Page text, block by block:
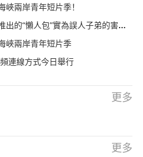
兩岸青年短片季！
的“懶人包”實為誤人子弟的害人包
峽兩岸青年短片季
連線方式今日舉行
更多
更多